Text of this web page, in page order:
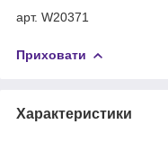
арт. W20371
Приховати
Характеристики